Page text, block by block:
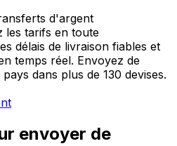
d'argent
les tarifs en toute
délais de livraison fiables et
temps réel. Envoyez de
dans plus de 130 devises.
envoyer de